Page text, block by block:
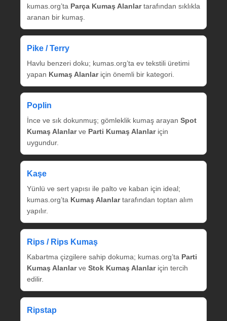
kumas.org’ta Parça Kumaş Alanlartarafından sıklıkla
aranan bir kumaş.
Pike / Terry
Havlu benzeri doku; kumas.org’ta ev tekstili üretimi
yapan Kumaş Alanlariçin önemli bir kategori.
Poplin
İnce ve sık dokunmuş; gömleklik kumaş arayan Spot
Kumaş Alanlarve Parti Kumaş Alanlariçin
uygundur.
Kaşe
Yünlü ve sert yapısı ile palto ve kaban için ideal;
kumas.org’ta Kumaş Alanlartarafından toptan alım
yapılır.
Rips / Rips Kumaş
Kabartma çizgilere sahip dokuma; kumas.org’ta Parti
Kumaş Alanlarve Stok Kumaş Alanlariçin tercih
edilir.
Ripstap